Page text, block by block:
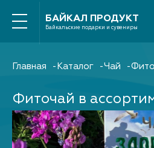
БАЙКАЛ ПРОДУКТ
Байкальские подарки и сувениры
Главная Каталог Чай
Фиточай в